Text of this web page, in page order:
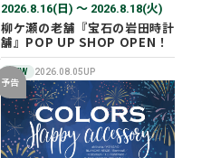
2026.8.16(日) 〜 2026.8.18(火)
柳ケ瀬の老舗『宝石の岩田時計
舗』POP UP SHOP OPEN！
NEW 2026.08.05UP
予告